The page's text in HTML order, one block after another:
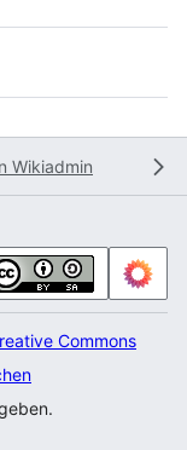
Wikiadmin
Commons